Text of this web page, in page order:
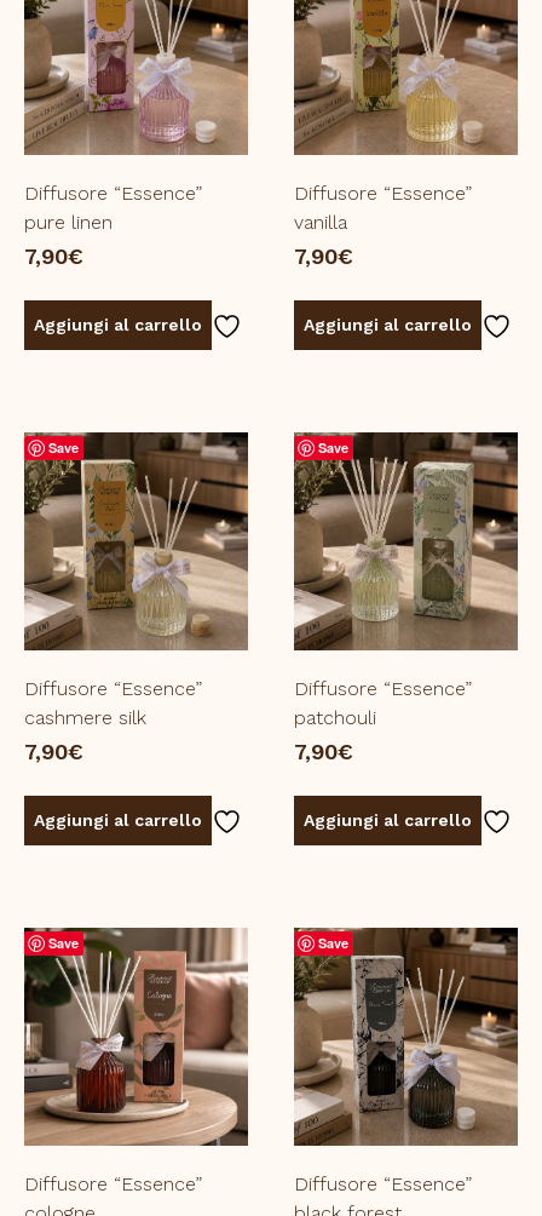
Diffusore “Essence”
pure linen
7,90€
Aggiungi al carrello
Diffusore “Essence”
vanilla
7,90€
Aggiungi al carrello
Save
Diffusore “Essence”
cashmere silk
7,90€
Aggiungi al carrello
Save
Diffusore “Essence”
patchouli
7,90€
Aggiungi al carrello
Save
Diffusore “Essence”
Save
Diffusore “Essence”